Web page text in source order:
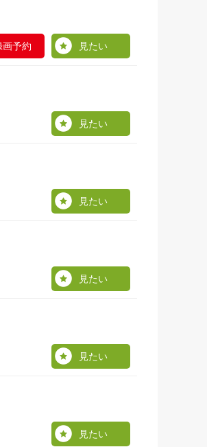
画予約 見たい
見たい
見たい
見たい
見たい
見たい